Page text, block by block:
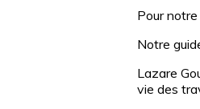
Pour
Notre
Lazare
vie des